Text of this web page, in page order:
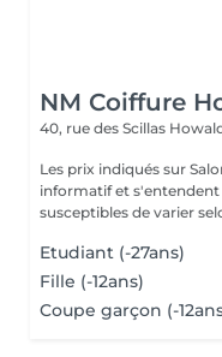
NM Coiffure
40, rue des Scillas
Les prix indiqués sur
informatif et s'entendent
susceptibles de varier
Etudiant (-27ans)
Fille (-12ans)
Coupe garçon (-